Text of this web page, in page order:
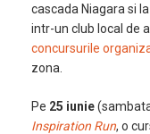
cascada Niagara si
intr-un club local de
concursurile
zona.
Pe 25 iunie
Inspiration Run, o